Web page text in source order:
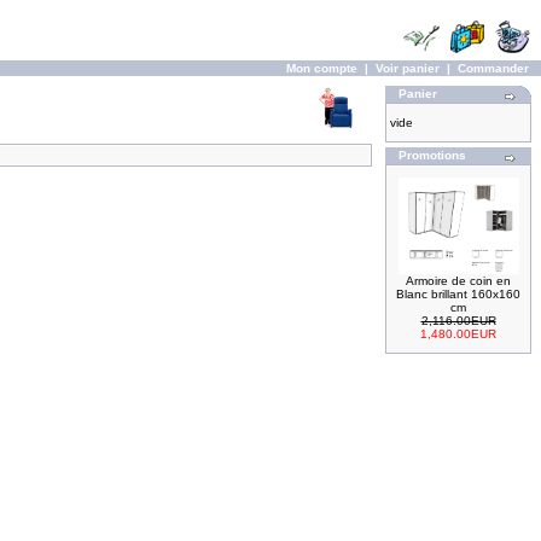
Mon compte | Voir panier | Commander
Panier
vide
Promotions
Armoire de coin en
Blanc brillant 160x160
cm
2,116.00EUR
1,480.00EUR